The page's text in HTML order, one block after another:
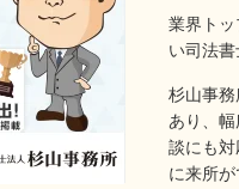
業界ト
い司法書
杉山事務
あり、
談にも
に来所が